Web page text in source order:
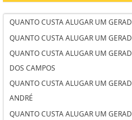
QUANTO CUSTA ALUGAR UM
QUANTO CUSTA ALUGAR UM
QUANTO CUSTA ALUGAR UM
DOS CAMPOS
QUANTO CUSTA ALUGAR UM
ANDRÉ
QUANTO CUSTA ALUGAR UM